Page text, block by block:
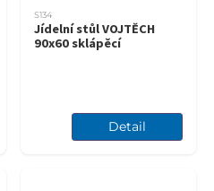
S134
Jídelní stůl VOJTĚCH
90x60 sklápěcí
Detail